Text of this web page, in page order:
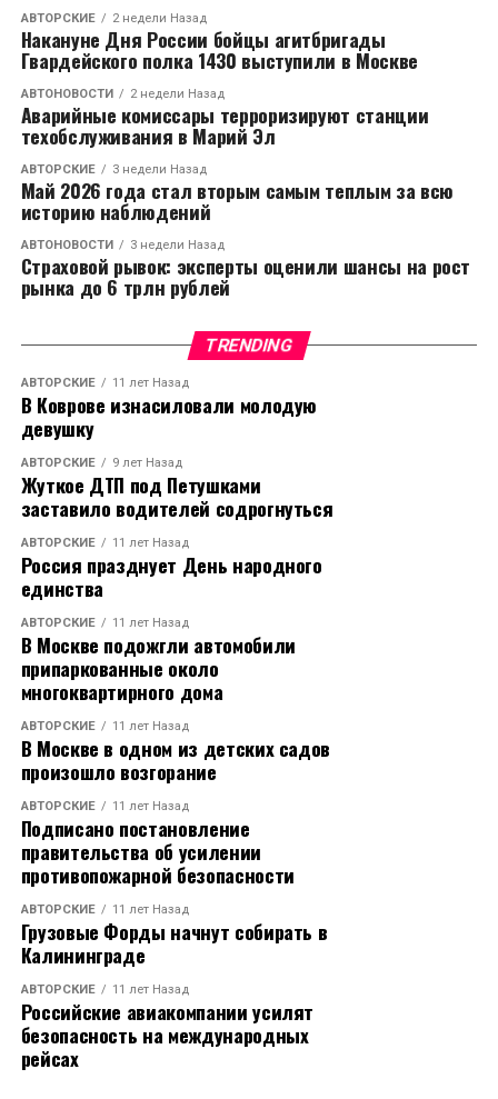
АВТОРСКИЕ 2 недели Назад
Накануне Дня России бойцы агитбригады
Гвардейского полка 1430 выступили в Москве
АВТОНОВОСТИ 2 недели Назад
Аварийные комиссары терроризируют станции
техобслуживания в Марий Эл
АВТОРСКИЕ 3 недели Назад
Май 2026 года стал вторым самым теплым за всю
историю наблюдений
АВТОНОВОСТИ 3 недели Назад
Страховой рывок: эксперты оценили шансы на рост
рынка до 6 трлн рублей
TRENDING
АВТОРСКИЕ 11 лет Назад
В Коврове изнасиловали молодую
девушку
АВТОРСКИЕ 9 лет Назад
Жуткое ДТП под Петушками
заставило водителей содрогнуться
АВТОРСКИЕ 11 лет Назад
Россия празднует День народного
единства
АВТОРСКИЕ 11 лет Назад
В Москве подожгли автомобили
припаркованные около
многоквартирного дома
АВТОРСКИЕ 11 лет Назад
В Москве в одном из детских садов
произошло возгорание
АВТОРСКИЕ 11 лет Назад
Подписано постановление
правительства об усилении
противопожарной безопасности
АВТОРСКИЕ 11 лет Назад
Грузовые Форды начнут собирать в
Калининграде
АВТОРСКИЕ 11 лет Назад
Российские авиакомпании усилят
безопасность на международных
рейсах